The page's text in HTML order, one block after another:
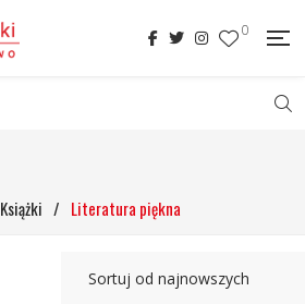
0
Książki / Literatura piękna